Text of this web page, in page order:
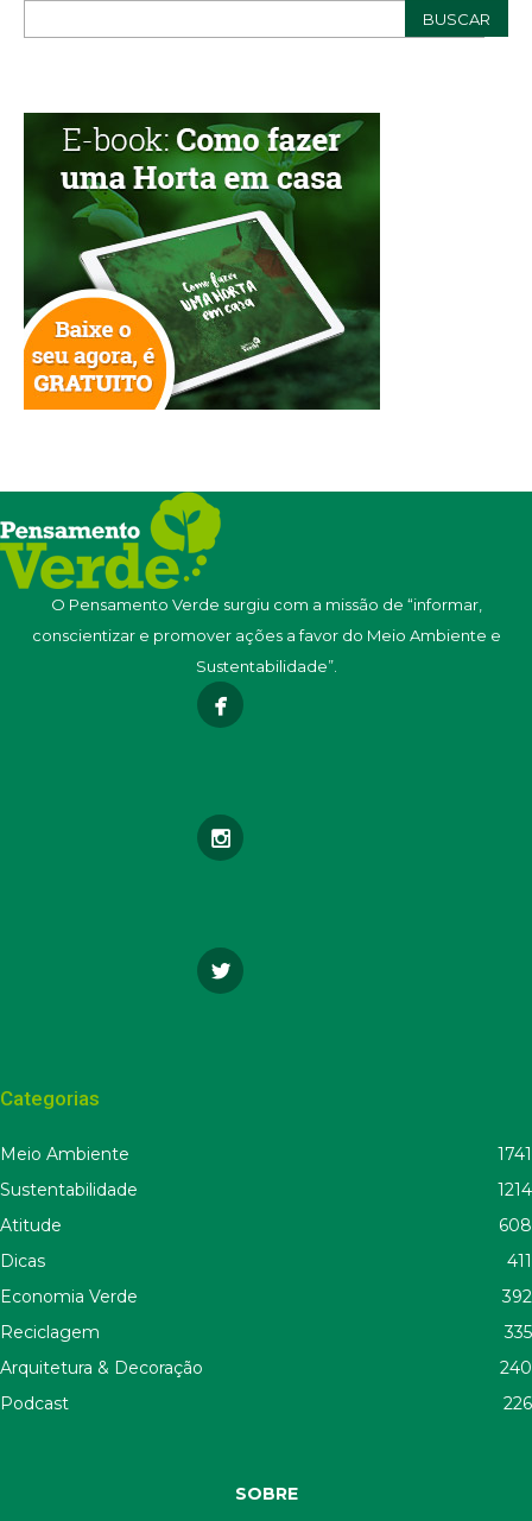
O Pensamento Verde surgiu com a missão de “informar,
conscientizar e promover ações a favor do Meio Ambiente e
Sustentabilidade”.
Categorias
Meio Ambiente
1741
Sustentabilidade
1214
Atitude
608
Dicas
411
Economia Verde
392
Reciclagem
335
Arquitetura & Decoração
240
Podcast
226
SOBRE